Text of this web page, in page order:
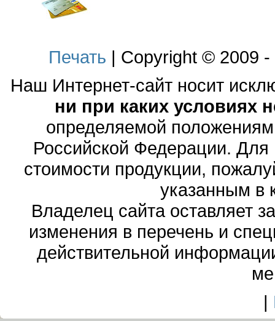
Печать | Copyright © 2009
Наш Интернет-сайт носит
ни при каких условиях
определяемой
Российской Федерации.
стоимости продукции,
указанным в
Владелец сайта оставляет
изменения в перечень и
действительной
|